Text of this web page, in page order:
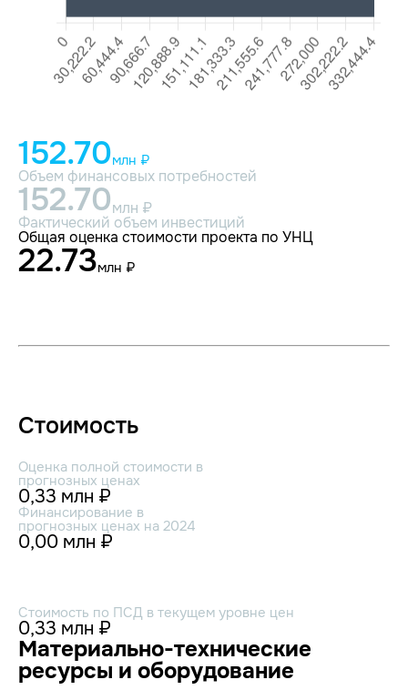
152.70млн ₽
Объем финансовых потребностей
152.70млн ₽
Фактический объем инвестиций
Общая оценка стоимости проекта по УНЦ
22.73млн ₽
Стоимость
Оценка полной стоимости в
прогнозных ценах
0,33 млн ₽
Финансирование в
прогнозных ценах на 2024
0,00 млн ₽
Стоимость по ПСД в текущем уровне цен
0,33 млн ₽
Материально-технические
ресурсы и оборудование